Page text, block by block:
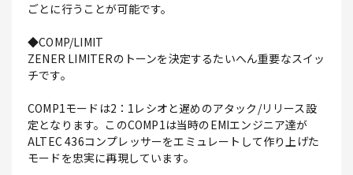
ごとに行うことが可能です。
◆COMP/LIMIT
ZENER LIMITERのトーンを決定するたいへん重要なスイッ
チです。
COMP1モードは2：1レシオと遅めのアタック/リリース設
定となります。このCOMP1は当時のEMIエンジニア達が
ALTEC 436コンプレッサーをエミュレートして作り上げた
モードを忠実に再現しています。